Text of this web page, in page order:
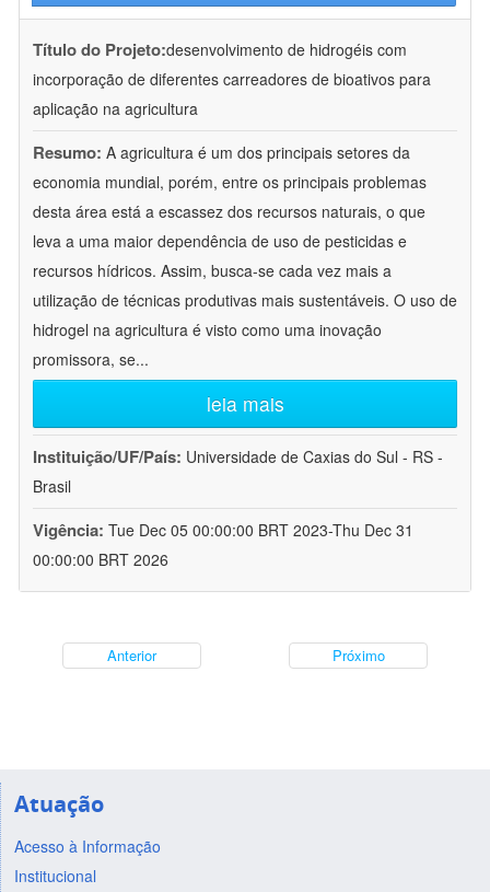
Título do Projeto:desenvolvimento de hidrogéis com
incorporação de diferentes carreadores de bioativos para
aplicação na agricultura
Resumo: A agricultura é um dos principais setores da
economia mundial, porém, entre os principais problemas
desta área está a escassez dos recursos naturais, o que
leva a uma maior dependência de uso de pesticidas e
recursos hídricos. Assim, busca-se cada vez mais a
utilização de técnicas produtivas mais sustentáveis. O uso de
hidrogel na agricultura é visto como uma inovação
promissora, se...
leia mais
Instituição/UF/País: Universidade de Caxias do Sul - RS -
Brasil
Vigência: Tue Dec 05 00:00:00 BRT 2023-Thu Dec 31
00:00:00 BRT 2026
Anterior Próximo
Atuação
Acesso à Informação
Institucional